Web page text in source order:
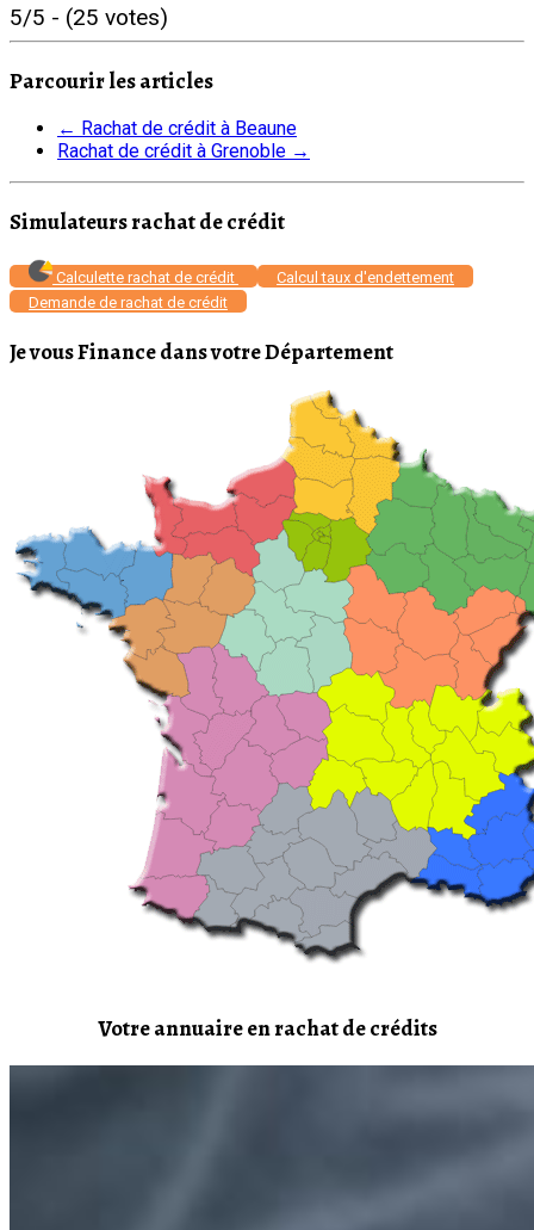
5/5 - (25 votes)
Parcourir les articles
← Rachat de crédit à Beaune
Rachat de crédit à Grenoble →
Simulateurs rachat de crédit
Calculette rachat de crédit
Calcul taux d'endettement
Demande de rachat de crédit
Je vous Finance dans votre Département
Votre annuaire en rachat de crédits